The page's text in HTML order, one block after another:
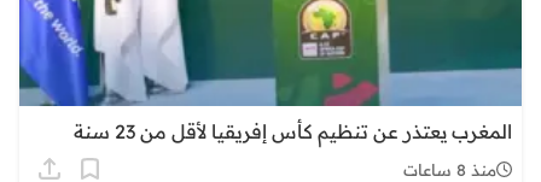
المغرب يعتذر عن تنظيم كأس إفريقيا لأقل من 23 سنة
منذ 8 ساعات